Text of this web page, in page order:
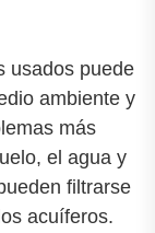
usados puede
ambiente y
más
el agua y
filtrarse
acuíferos.